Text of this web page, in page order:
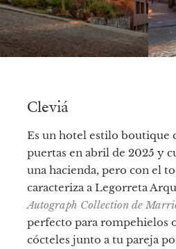
Cleviá
Es un hotel estilo boutique
puertas en abril de 2025 y
una hacienda, pero con el
caracteriza a Legorreta
Autograph Collection de
perfecto para rompehielos
cócteles junto a tu pareja